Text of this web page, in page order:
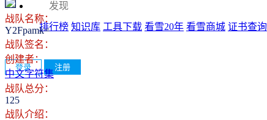
发现
排行榜 知识库 工具下载 看雪20年 看雪商城 证书查询
登录 注册
战队名称：
Y2Fpamk=
战队签名：
创建者：
中文字符集
战队总分：
125
战队介绍：